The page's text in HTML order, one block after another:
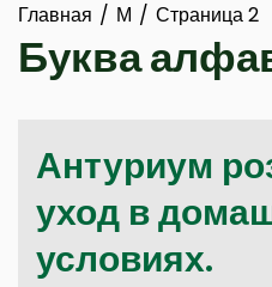
Главная М Страница 2
Буква
Антуриум
уход в
условиях.